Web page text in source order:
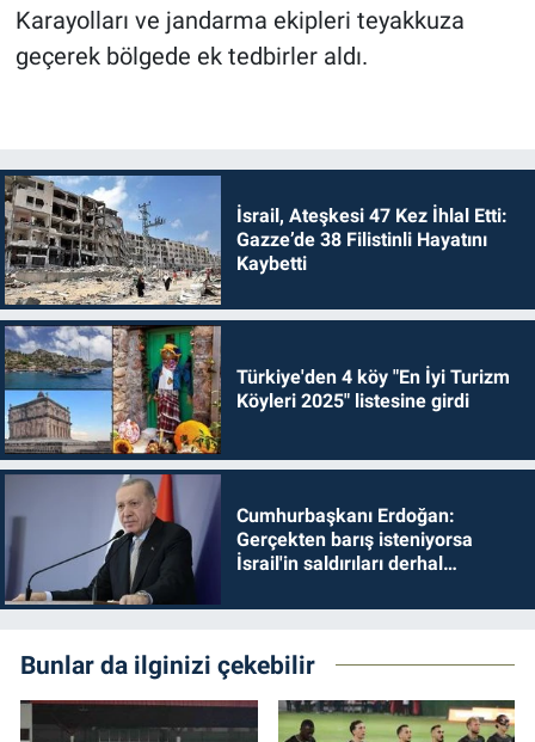
Karayolları ve jandarma ekipleri teyakkuza
geçerek bölgede ek tedbirler aldı.
İsrail, Ateşkesi 47 Kez İhlal Etti:
Gazze’de 38 Filistinli Hayatını
Kaybetti
Türkiye'den 4 köy "En İyi Turizm
Köyleri 2025" listesine girdi
Cumhurbaşkanı Erdoğan:
Gerçekten barış isteniyorsa
İsrail'in saldırıları derhal
Bunlar da ilginizi çekebilir